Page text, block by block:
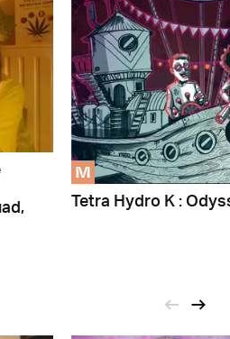
M
Tetra Hydro K :